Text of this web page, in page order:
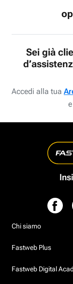
Sei già
Accedi alla tua
Chi siamo
Fastweb Plus
Fastweb Digital